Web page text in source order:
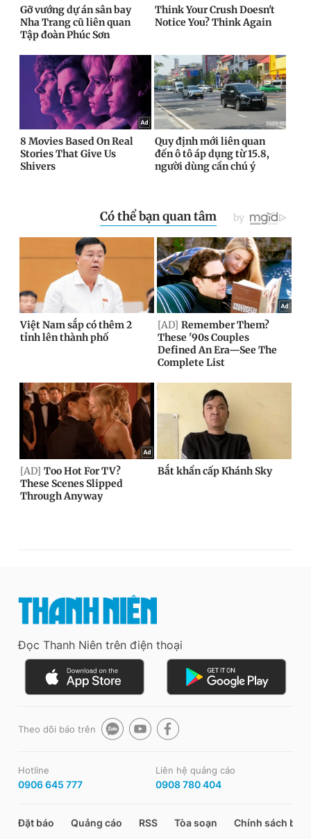
Đọc Thanh Niên trên điện thoại
Theo dõi báo trên
Hotline
0906 645 777
Liên hệ quảng cáo
0908 780 404
Đặt báo Quảng cáo RSS Tòa soạn Chính sách bảo